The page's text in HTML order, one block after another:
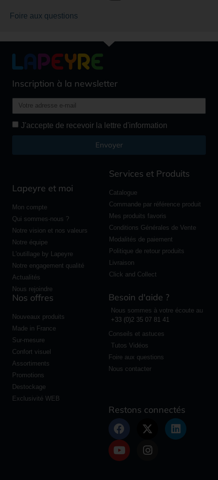
Foire aux questions
Inscription à la newsletter
J'accepte de recevoir la lettre d'information
Envoyer
Lapeyre et moi
Mon compte
Qui sommes-nous ?
Notre vision et nos valeurs
Notre équipe
L'outillage by Lapeyre
Notre engagement qualité
Actualités
Nous rejoindre
Services et Produits
Catalogue
Commande par référence produit
Mes produits favoris
Conditions Générales de Vente
Modalités de paiement
Politique de retour produits
Livraison
Click and Collect
Nos offres
Nouveaux produits
Made in France
Sur-mesure
Confort visuel
Assortiments
Promotions
Destockage
Exclusivité WEB
Besoin d'aide ?
Nous sommes à votre écoute au
+33 (0)2 35 07 81 41
Conseils et astuces
Tutos Vidéos
Foire aux questions
Nous contacter
Restons connectés